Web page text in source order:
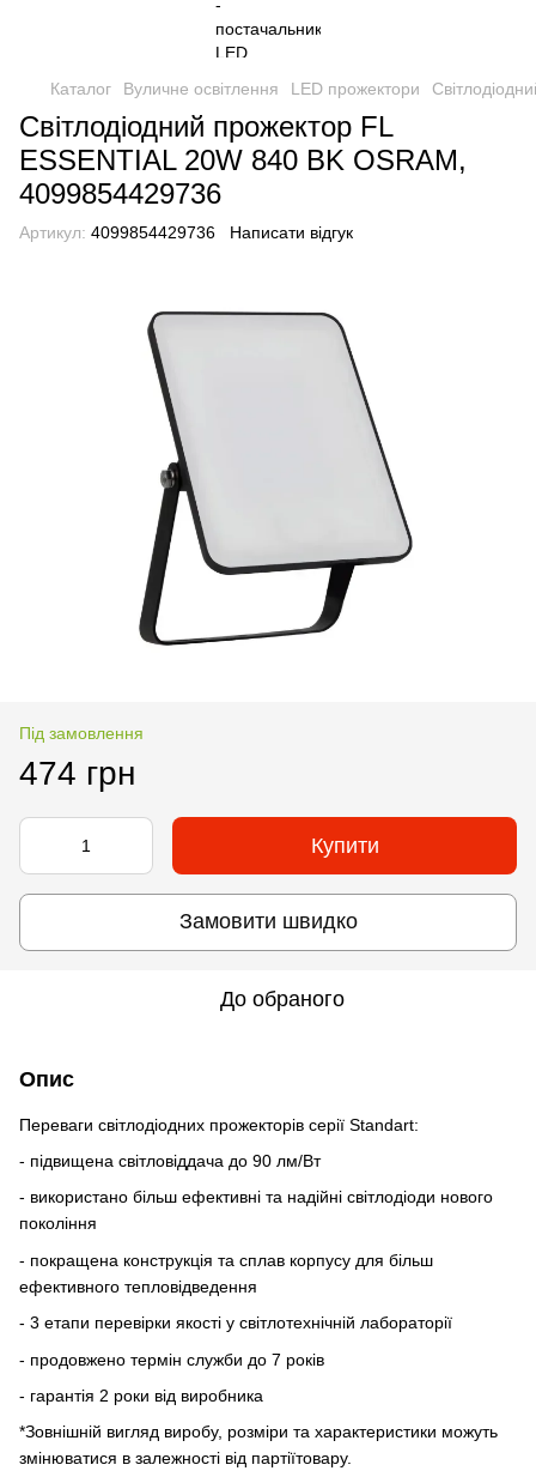
Каталог Вуличне освітлення LED прожектори
Світлодіодний прожектор FL
ESSENTIAL 20W 840 BK OSRAM,
4099854429736
Артикул: 4099854429736 Написати відгук
Під замовлення
474 грн
Купити
Замовити швидко
До обраного
Опис
Переваги світлодіодних прожекторів серії Standart:
- підвищена світловіддача до 90 лм/Вт
- використано більш ефективні та надійні світлодіоди нового
покоління
- покращена конструкція та сплав корпусу для більш
ефективного тепловідведення
- 3 етапи перевірки якості у світлотехнічній лабораторії
- продовжено термін служби до 7 років
- гарантія 2 роки від виробника
*Зовнішній вигляд виробу, розміри та характеристики можуть
змінюватися в залежності від партіїтовару.